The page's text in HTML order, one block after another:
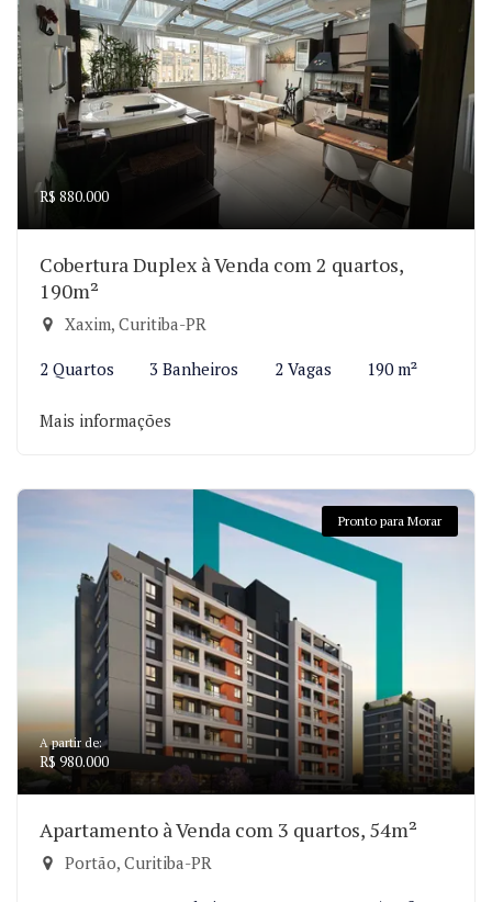
R$ 880.000
Cobertura Duplex à Venda com 2 quartos,
190m²
Xaxim, Curitiba-PR
2 Quartos 3 Banheiros 2 Vagas 190 m²
Mais informações
Pronto para Morar
A partir de:
R$ 980.000
Apartamento à Venda com 3 quartos, 54m²
Portão, Curitiba-PR